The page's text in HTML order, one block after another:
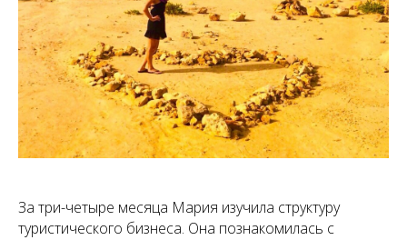
За три-четыре месяца Мария изучила структуру
туристического бизнеса. Она познакомилась с